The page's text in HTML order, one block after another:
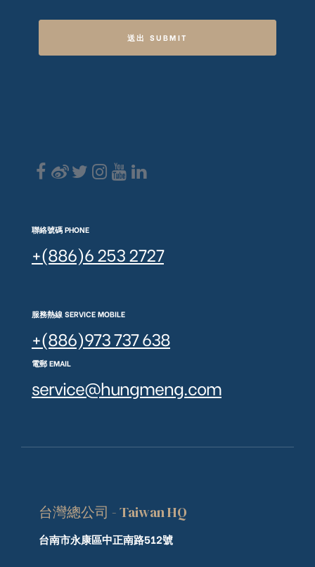
送出 SUBMIT
聯絡號碼 PHONE
+(886)6 253 2727
服務熱線 SERVICE MOBILE
+(886)973 737 638
電郵 EMAIL
service@hungmeng.com
台灣總公司 - Taiwan HQ
台南市永康區中正南路512號